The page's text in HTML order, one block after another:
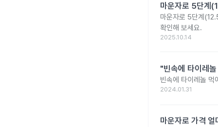
마운자로 5단계
마운자로 5단계
확인해 보세요.
2025.10.14
"빈속에 타이레
빈속에 타이레놀 먹
2024.01.31
마운자로 가격